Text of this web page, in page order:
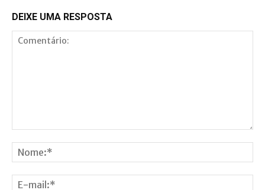
DEIXE UMA RESPOSTA